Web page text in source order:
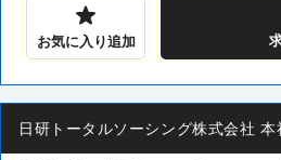
お気に入り追加
日研トータルソーシング株式会社